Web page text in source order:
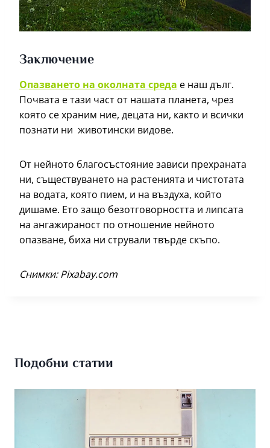
Заключение
Опазването на околната среда е наш дълг.
Почвата е тази част от нашата планета, чрез
която се храним ние, децата ни, както и всички
познати ни животински видове.
От нейното благосъстояние зависи прехраната
ни, съществуването на растенията и чистотата
на водата, която пием, и на въздуха, който
дишаме. Ето защо безотговорността и липсата
на ангажираност по отношение нейното
опазване, биха ни стрували твърде скъпо.
Снимки: Pixabay.com
Подобни статии